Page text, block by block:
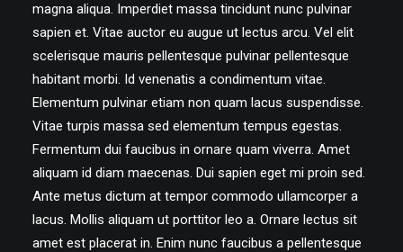
magna aliqua. Imperdiet massa tincidunt nunc pulvinar
sapien et. Vitae auctor eu augue ut lectus arcu. Vel elit
scelerisque mauris pellentesque pulvinar pellentesque
habitant morbi. Id venenatis a condimentum vitae.
Elementum pulvinar etiam non quam lacus suspendisse.
Vitae turpis massa sed elementum tempus egestas.
Fermentum dui faucibus in ornare quam viverra. Amet
aliquam id diam maecenas. Dui sapien eget mi proin sed.
Ante metus dictum at tempor commodo ullamcorper a
lacus. Mollis aliquam ut porttitor leo a. Ornare lectus sit
amet est placerat in. Enim nunc faucibus a pellentesque